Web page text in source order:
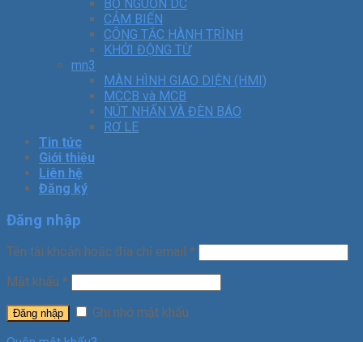
BỘ NGUỒN DC
CẢM BIẾN
CÔNG TẮC HÀNH TRÌNH
KHỞI ĐỘNG TỪ
mn3
MÀN HÌNH GIAO DIỆN (HMI)
MCCB và MCB
NÚT NHẤN VÀ ĐÈN BÁO
RƠ LE
Tin tức
Giới thiệu
Liên hệ
Đăng ký
Đăng nhập
Tên tài khoản hoặc địa chỉ email *
Mật khẩu *
Đăng nhập
Ghi nhớ mật khẩu